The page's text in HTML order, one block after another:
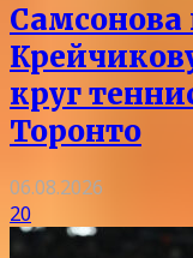
Самсонова
круг
Торонто
06.08.2026
20